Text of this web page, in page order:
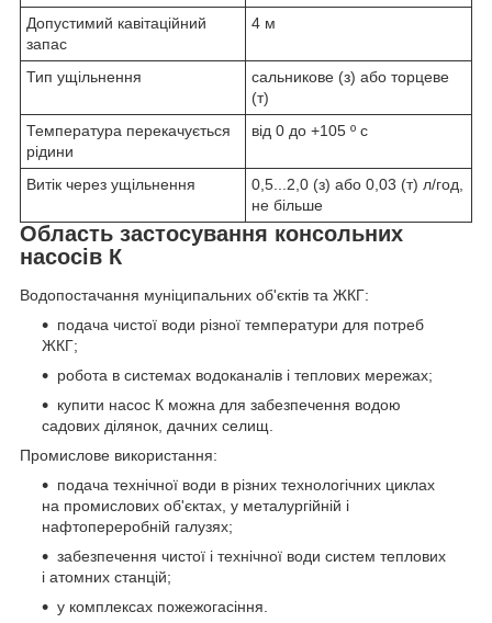
Допустимий кавітаційний
запас
4 м
Тип ущільнення
сальникове (з) або торцеве
(т)
Температура перекачується
рідини
від 0 до +105 º с
Витік через ущільнення
0,5...2,0 (з) або 0,03 (т) л/год,
не більше
Область застосування консольних
насосів К
Водопостачання муніципальних об'єктів та ЖКГ:
подача чистої води різної температури для потреб
ЖКГ;
робота в системах водоканалів і теплових мережах;
купити насос К можна для забезпечення водою
садових ділянок, дачних селищ.
Промислове використання:
подача технічної води в різних технологічних циклах
на промислових об'єктах, у металургійній і
нафтопереробній галузях;
забезпечення чистої і технічної води систем теплових
і атомних станцій;
у комплексах пожежогасіння.